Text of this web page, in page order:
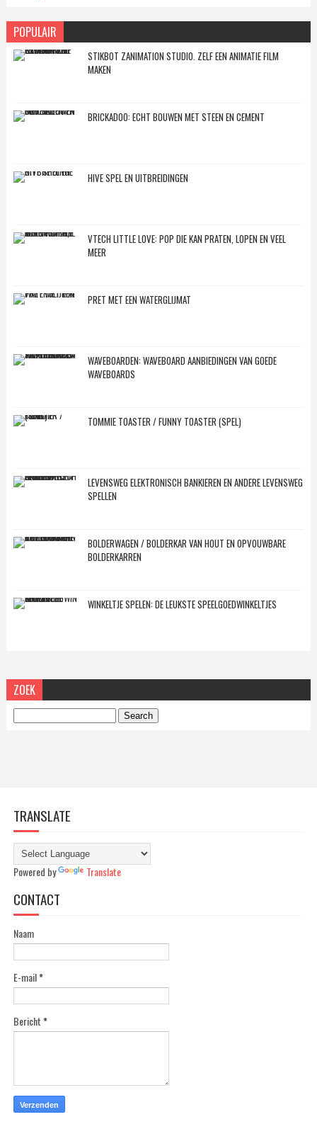
POPULAIR
STIKBOT ZANIMATION STUDIO. ZELF EEN ANIMATIE FILM
MAKEN
BRICKADOO: ECHT BOUWEN MET STEEN EN CEMENT
HIVE SPEL EN UITBREIDINGEN
VTECH LITTLE LOVE: POP DIE KAN PRATEN, LOPEN EN VEEL
MEER
PRET MET EEN WATERGLIJMAT
WAVEBOARDEN: WAVEBOARD AANBIEDINGEN VAN GOEDE
WAVEBOARDS
TOMMIE TOASTER / FUNNY TOASTER (SPEL)
LEVENSWEG ELEKTRONISCH BANKIEREN EN ANDERE LEVENSWEG
SPELLEN
BOLDERWAGEN / BOLDERKAR VAN HOUT EN OPVOUWBARE
BOLDERKARREN
WINKELTJE SPELEN: DE LEUKSTE SPEELGOEDWINKELTJES
ZOEK
TRANSLATE
Powered by Translate
CONTACT
Naam
E-mail*
Bericht*